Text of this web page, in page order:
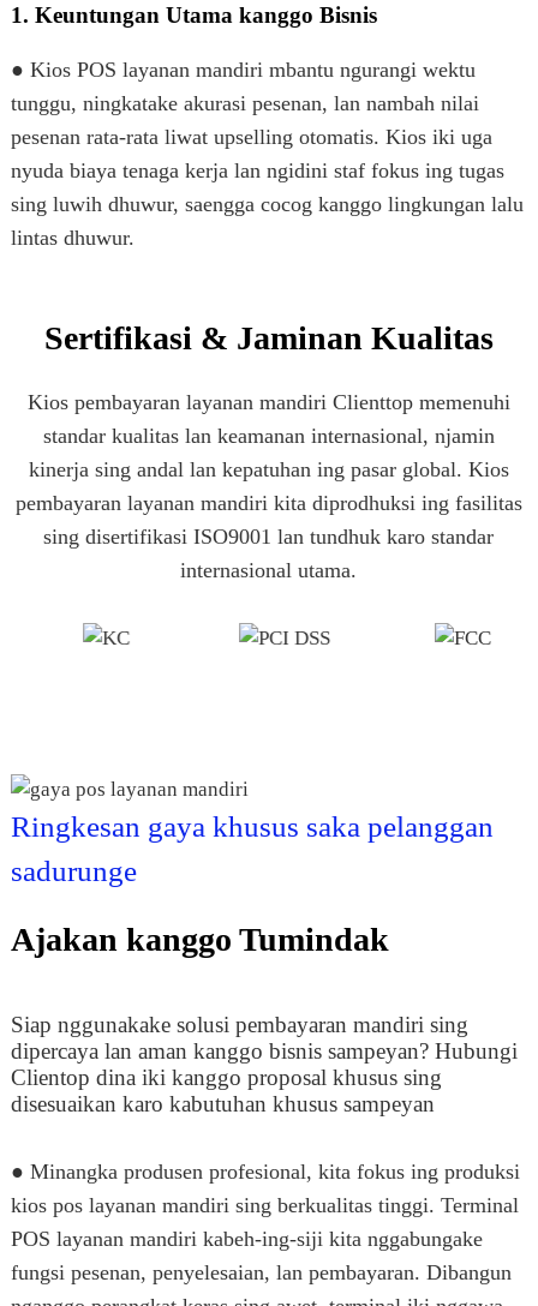
1. Keuntungan Utama kanggo Bisnis
● Kios POS layanan mandiri mbantu ngurangi wektu
tunggu, ningkatake akurasi pesenan, lan nambah nilai
pesenan rata-rata liwat upselling otomatis. Kios iki uga
nyuda biaya tenaga kerja lan ngidini staf fokus ing tugas
sing luwih dhuwur, saengga cocog kanggo lingkungan lalu
lintas dhuwur.
Sertifikasi & Jaminan Kualitas
Kios pembayaran layanan mandiri Clienttop memenuhi
standar kualitas lan keamanan internasional, njamin
kinerja sing andal lan kepatuhan ing pasar global. Kios
pembayaran layanan mandiri kita diprodhuksi ing fasilitas
sing disertifikasi ISO9001 lan tundhuk karo standar
internasional utama.
Ajakan kanggo Tumindak
Siap nggunakake solusi pembayaran mandiri sing
dipercaya lan aman kanggo bisnis sampeyan? Hubungi
Clientop dina iki kanggo proposal khusus sing
disesuaikan karo kabutuhan khusus sampeyan
● Minangka produsen profesional, kita fokus ing produksi
kios pos layanan mandiri sing berkualitas tinggi. Terminal
POS layanan mandiri kabeh-ing-siji kita nggabungake
fungsi pesenan, penyelesaian, lan pembayaran. Dibangun
Ringkesan gaya khusus saka pelanggan
sadurunge